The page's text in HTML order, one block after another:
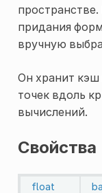
придания
вручную
Он хранит кэш
точек вдоль
вычислений.
Свойства
float